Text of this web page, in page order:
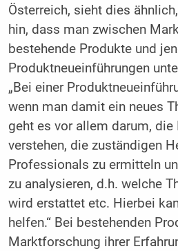
Österreich, sieht dies
hin, dass man zwischen
bestehende Produkte und
Produktneueinführungen
„Bei einer
wenn man damit ein neues
geht es vor allem darum,
verstehen, die zuständigen
Professionals zu ermitteln
zu analysieren, d.h. welche
wird erstattet etc. Hierbei
helfen.“ Bei bestehenden
Marktforschung ihrer